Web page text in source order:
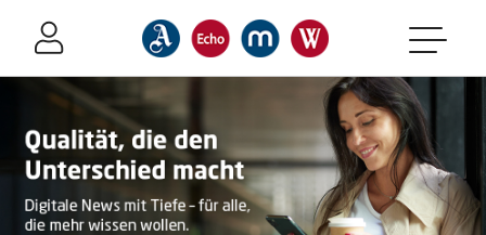
Sprung-
Navigation
Header
Inhalt
Footer